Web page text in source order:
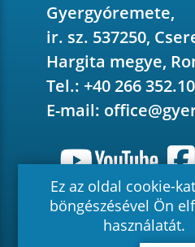
Gyergyóremete,
ir. sz. 537250,
Hargita megye,
Tel.: +40 266
E-mail:
2026 ©
Ez az oldal cookie-
böngészésével Ön
használatát.